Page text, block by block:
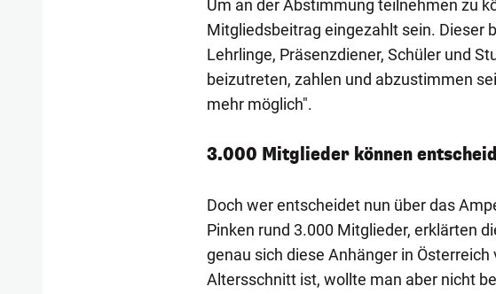
Um an der Abstimmung teilnehmen zu
Mitgliedsbeitrag eingezahlt sein. Dieser
Lehrlinge, Präsenzdiener, Schüler und
beizutreten, zahlen und abzustimmen
mehr möglich".
3.000 Mitglieder können
Doch wer entscheidet nun über das
Pinken rund 3.000 Mitglieder, erklärten
genau sich diese Anhänger in
Altersschnitt ist, wollte man aber nicht